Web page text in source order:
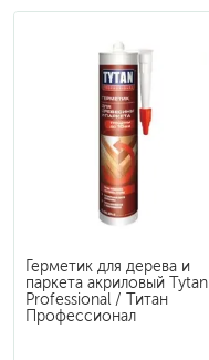
Герметик для дерева и
паркета акриловый Tytan
Professional / Титан
Профессионал